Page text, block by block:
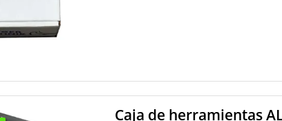
Caja de herramientas